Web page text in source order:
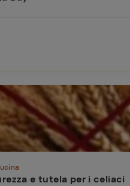
e tutela per i celiaci